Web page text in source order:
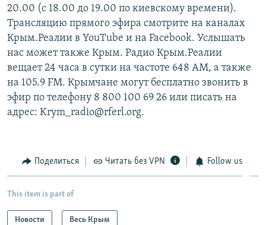
20.00 (с 18.00 до 19.00 по киевскому времени).
Трансляцию прямого эфира смотрите на каналах
Крым.Реалии в YouTube и на Facebook. Услышать
нас может также Крым. Радио Крым.Реалии
вещает 24 часа в сутки на частоте 648 АМ, а также
на 105.9 FM. Крымчане могут бесплатно звонить в
эфир по телефону 8 800 100 69 26 или писать на
адрес: Krym_radio@rferl.org.
Поделиться Читать без VPN Follow us
This item is part of
Новости Весь Крым